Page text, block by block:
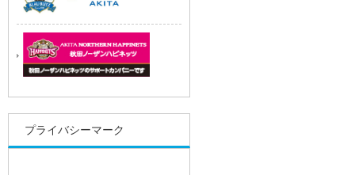
プライバシーマーク